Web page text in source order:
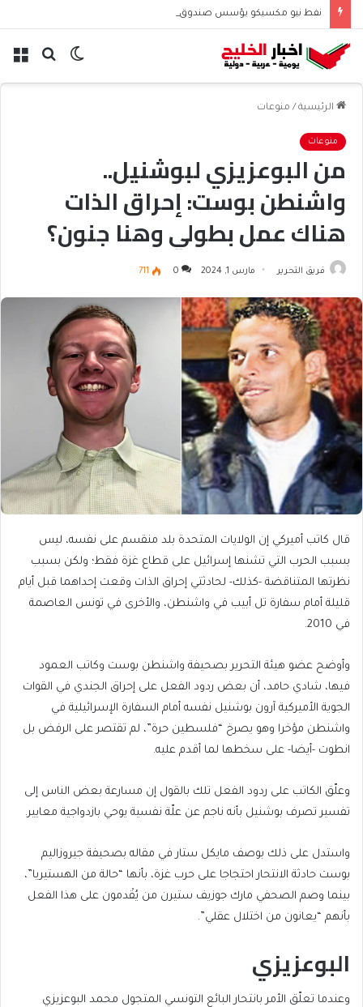
نفط نيو مكسيكو يؤسس صندوق 75 مليار دولار ويشعل جدل الإنفاق
بحث الوضع
الرئيسية / منوعات
منوعات
من البوعزيزي لبوشنيل..
واشنطن بوست: إحراق الذات
هناك عمل بطولي وهنا جنون؟
فريق التحرير مارس 1, 2024 0
711
قال كاتب أميركي إن الولايات المتحدة بلد منقسم على نفسه، ليس
بسبب الحرب التي تشنها إسرائيل على قطاع غزة فقط؛ ولكن بسبب
نظرتها المتناقضة -كذلك- لحادثتي إحراق الذات وقعت إحداهما قبل أيام
قليلة أمام سفارة تل أبيب في واشنطن، والأخرى في تونس العاصمة
في 2010.
وأوضح عضو هيئة التحرير بصحيفة واشنطن بوست وكاتب العمود
فيها، شادي حامد، أن بعض ردود الفعل على إحراق الجندي في القوات
الجوية الأميركية آرون بوشنيل نفسه أمام السفارة الإسرائيلية في
واشنطن مؤخرا وهو يصرخ “فلسطين حرة”، لم تقتصر على الرفض بل
انطوت -أيضا- على سخطها لما أقدم عليه.
وعلّق الكاتب على ردود الفعل تلك بالقول إن مسارعة بعض الناس إلى
تفسير تصرف بوشنيل بأنه ناجم عن علّة نفسية يوحي بازدواجية معايير.
واستدل على ذلك بوصف مايكل ستار في مقاله بصحيفة جيروزاليم
بوست حادثة الانتحار احتجاجا على حرب غزة، بأنها “حالة من الهستيريا”،
بينما وصم الصحفي مارك جوزيف ستيرن من يُقْدمون على هذا الفعل
بأنهم “يعانون من اختلال عقلي”.
البوعزيزي
وعندما تعلّق الأمر بانتحار البائع التونسي المتجول محمد البوعزيزي